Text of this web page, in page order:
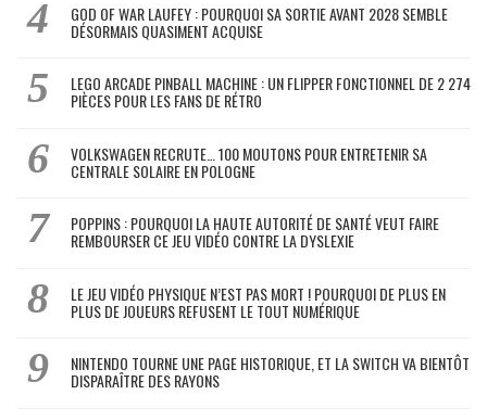
GOD OF WAR LAUFEY : POURQUOI SA SORTIE AVANT 2028 SEMBLE
DÉSORMAIS QUASIMENT ACQUISE
LEGO ARCADE PINBALL MACHINE : UN FLIPPER FONCTIONNEL DE 2 274
PIÈCES POUR LES FANS DE RÉTRO
VOLKSWAGEN RECRUTE… 100 MOUTONS POUR ENTRETENIR SA
CENTRALE SOLAIRE EN POLOGNE
POPPINS : POURQUOI LA HAUTE AUTORITÉ DE SANTÉ VEUT FAIRE
REMBOURSER CE JEU VIDÉO CONTRE LA DYSLEXIE
LE JEU VIDÉO PHYSIQUE N’EST PAS MORT ! POURQUOI DE PLUS EN
PLUS DE JOUEURS REFUSENT LE TOUT NUMÉRIQUE
NINTENDO TOURNE UNE PAGE HISTORIQUE, ET LA SWITCH VA BIENTÔT
DISPARAÎTRE DES RAYONS